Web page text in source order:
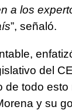
a los
”, señaló.
del
de todo esto
y su